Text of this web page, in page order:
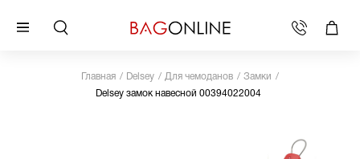
Главная Delsey Для чемоданов
Замки
Delsey замок навесной 00394022004